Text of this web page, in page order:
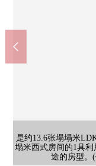
是约13.6张塌塌米
塌米西式房间的1具
途的房型。
是排列面向东南的阳
围上
是始自于约13.6张塌
的窗充分进入自然光
间。(销
工作空间广泛地烹调
在内部，自然光从大
木纹风格面板是上演
便和安全性考虑的
在洗脸室，能把有有
板被设立。洗衣机场
的设计。(
为厕所壁面被在成熟
货也和感觉清醒
是约5.5张塌塌米西
台也正和
是约5.5张塌塌米西
面的左门正由于
是约4.2张塌塌米西
和邻室的
是约4.2张塌塌米西
走廊有关联
从门口是走廊的照片
扫也是容易做
阳光正那样宽敞
是来自东南一侧阳台
及住宅
是被在入口设置的集
领取能顺
有屋顶的非机动车
车。为
宽敞的瓷砖铺
在用地
Kirin- 吹
吹田
吹